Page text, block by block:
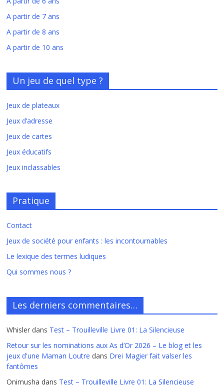
A partir de 7 ans
A partir de 8 ans
A partir de 10 ans
Un jeu de quel type ?
Jeux de plateaux
Jeux d’adresse
Jeux de cartes
Jeux éducatifs
Jeux inclassables
Pratique
Contact
Jeux de société pour enfants : les incontournables
Le lexique des termes ludiques
Qui sommes nous ?
Les derniers commentaires…
Whisler dans Test – Trouilleville Livre 01: La Silencieuse
Retour sur les nominations aux As d’Or 2026 – Le blog et les
jeux d'une Maman Loutre dans Drei Magier fait valser les
fantômes
Onimusha dans Test – Trouilleville Livre 01: La Silencieuse